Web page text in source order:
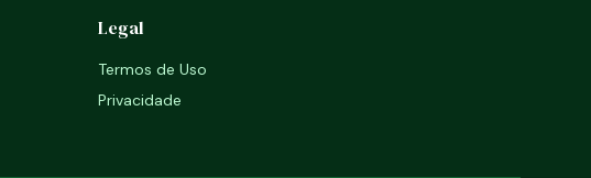
Legal
Termos de Uso
Privacidade